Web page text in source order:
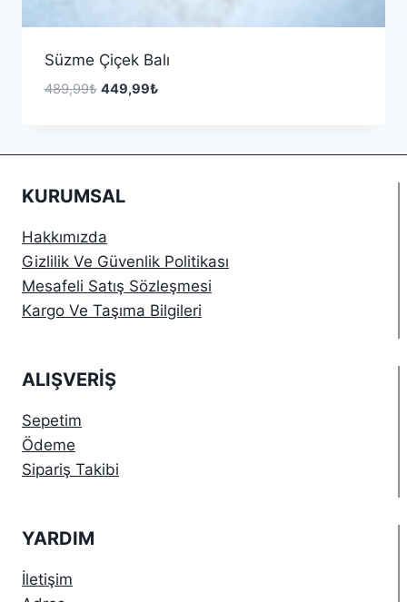
Süzme Çiçek Balı
489,99₺ 449,99₺
KURUMSAL
Hakkımızda
Gizlilik Ve Güvenlik Politikası
Mesafeli Satış Sözleşmesi
Kargo Ve Taşıma Bilgileri
ALIŞVERIŞ
Sepetim
Ödeme
Sipariş Takibi
YARDIM
İletişim